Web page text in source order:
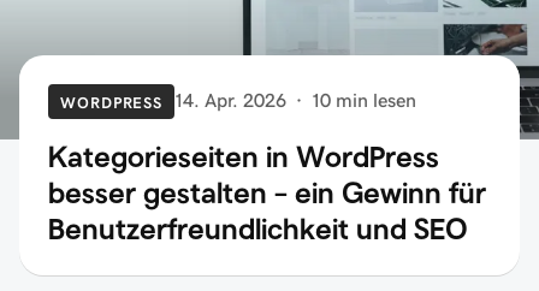
WORDPRESS 14. Apr. 2026 · 10 min lesen
Kategorieseiten in WordPress
besser gestalten – ein Gewinn für
Benutzerfreundlichkeit und SEO